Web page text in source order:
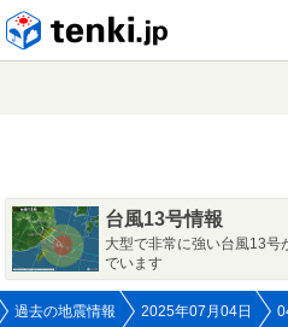
台風13号情報
大型で非常に強い台風13号
でいます
過去の地震情報 2025年07月04日